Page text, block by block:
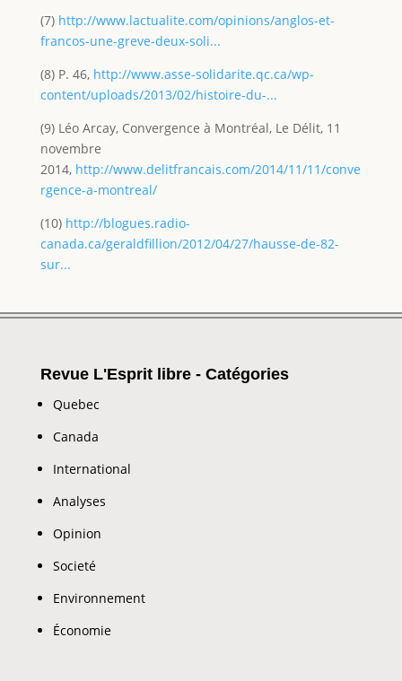
(7) http://www.lactualite.com/opinions/anglos-et-
francos-une-greve-deux-soli...
(8) P. 46, http://www.asse-solidarite.qc.ca/wp-
content/uploads/2013/02/histoire-du-...
(9) Léo Arcay, Convergence à Montréal, Le Délit, 11
novembre
2014, http://www.delitfrancais.com/2014/11/11/conve
rgence-a-montreal/
(10) http://blogues.radio-
canada.ca/geraldfillion/2012/04/27/hausse-de-82-
sur...
Revue L'Esprit libre - Catégories
Quebec
Canada
International
Analyses
Opinion
Societé
Environnement
Économie